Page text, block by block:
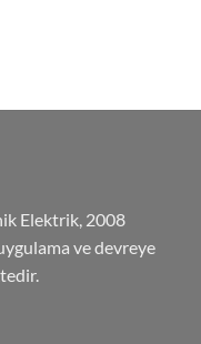
Elektrik, 2008
ve devreye